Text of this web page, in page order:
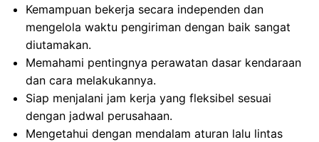
Kemampuan bekerja secara independen dan
mengelola waktu pengiriman dengan baik sangat
diutamakan.
Memahami pentingnya perawatan dasar kendaraan
dan cara melakukannya.
Siap menjalani jam kerja yang fleksibel sesuai
dengan jadwal perusahaan.
Mengetahui dengan mendalam aturan lalu lintas